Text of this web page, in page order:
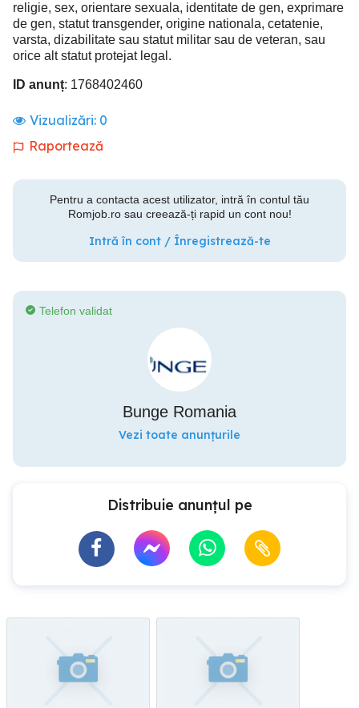
religie, sex, orientare sexuala, identitate de gen, exprimare
de gen, statut transgender, origine nationala, cetatenie,
varsta, dizabilitate sau statut militar sau de veteran, sau
orice alt statut protejat legal.
ID anunț: 1768402460
Vizualizări: 0
Raportează
Pentru a contacta acest utilizator, intră în contul tău
Romjob.ro sau creează-ți rapid un cont nou!
Intră în cont / Înregistrează-te
Telefon validat
Bunge Romania
Vezi toate anunțurile
Distribuie anunțul pe